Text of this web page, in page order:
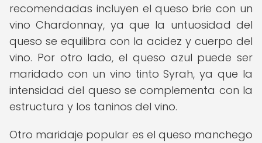
recomendadas incluyen el queso brie con un
vino Chardonnay, ya que la untuosidad del
queso se equilibra con la acidez y cuerpo del
vino. Por otro lado, el queso azul puede ser
maridado con un vino tinto Syrah, ya que la
intensidad del queso se complementa con la
estructura y los taninos del vino.
Otro maridaje popular es el queso manchego